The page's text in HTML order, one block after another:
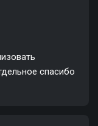
спасибо